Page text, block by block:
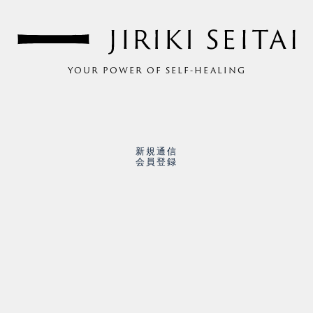
YOUR POWER OF SELF-HEALING
新規通信
会員登録